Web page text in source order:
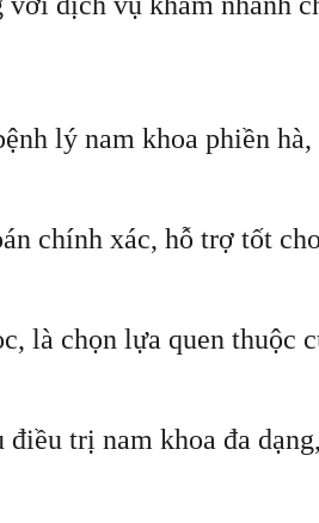
lý nam khoa phiền
chính xác, hỗ trợ tốt
là chọn lựa quen thuộc
trị nam khoa đa